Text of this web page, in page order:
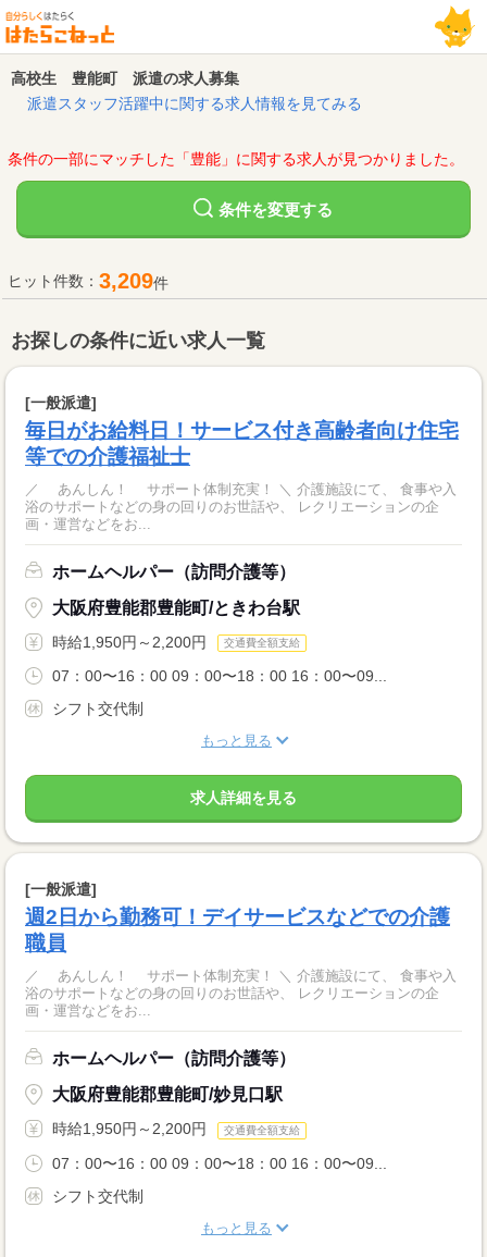
高校生 豊能町 派遣の求人募集
派遣スタッフ活躍中に関する求人情報を見てみる
条件の一部にマッチした「豊能」に関する求人が見つかりました。
条件を変更する
ヒット件数： 3,209件
お探しの条件に近い求人一覧
[一般派遣]
毎日がお給料日！サービス付き高齢者向け住宅
等での介護福祉士
／ あんしん！ サポート体制充実！ ＼ 介護施設にて、 食事や入
浴のサポートなどの身の回りのお世話や、 レクリエーションの企
画・運営などをお...
ホームヘルパー（訪問介護等）
大阪府豊能郡豊能町/ときわ台駅
時給1,950円～2,200円 交通費全額支給
07：00〜16：00 09：00〜18：00 16：00〜09...
シフト交代制
もっと見る
求人詳細を見る
[一般派遣]
週2日から勤務可！デイサービスなどでの介護
職員
／ あんしん！ サポート体制充実！ ＼ 介護施設にて、 食事や入
浴のサポートなどの身の回りのお世話や、 レクリエーションの企
画・運営などをお...
ホームヘルパー（訪問介護等）
大阪府豊能郡豊能町/妙見口駅
時給1,950円～2,200円 交通費全額支給
07：00〜16：00 09：00〜18：00 16：00〜09...
シフト交代制
もっと見る